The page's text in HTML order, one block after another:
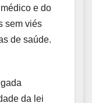
e do
sem viés
de saúde.
da lei